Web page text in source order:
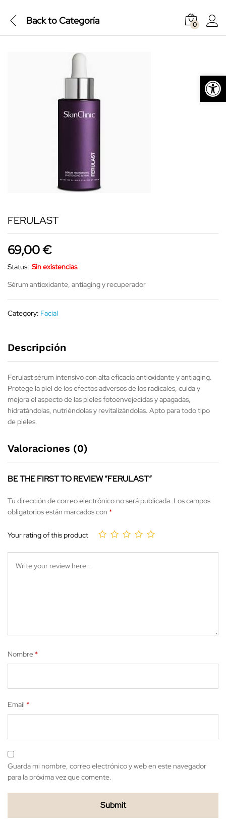
Abrir barra de herramientas
Back toCategoría 0
FERULAST
69,00€
Status: Sin existencias
Sérum antioxidante, antiaging y recuperador
Category: Facial
Descripción
Ferulast sérum intensivo con alta eficacia antioxidante y antiaging.
Protege la piel de los efectos adversos de los radicales, cuida y
mejora el aspecto de las pieles fotoenvejecidas y apagadas,
hidratándolas, nutriéndolas y revitalizándolas. Apto para todo tipo
de pieles.
Valoraciones (0)
BE THE FIRST TO REVIEW “FERULAST”
Tu dirección de correo electrónico no será publicada. Los campos
obligatorios están marcados con *
Your rating of this product
Nombre *
Email *
Guarda mi nombre, correo electrónico y web en este navegador
para la próxima vez que comente.